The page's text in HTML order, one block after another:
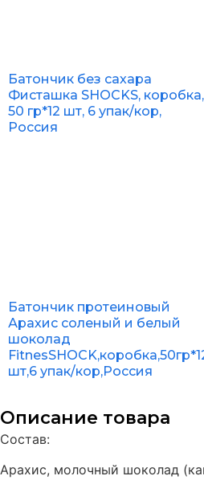
Батончик без сахара
Фисташка SHOCKS, коробка,
50 гр*12 шт, 6 упак/кор,
Россия
Батончик протеиновый
Арахис соленый и белый
шоколад
шт,6 упак/кор,Россия
Описание товара
Состав:
Арахис, молочный шоколад